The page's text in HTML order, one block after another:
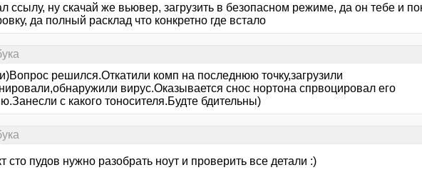
ссылу, ну скачай же вьювер, загрузить в безопасном режиме, да он тебе и
да полный расклад что конкретно где встало
решился.Откатили комп на последнюю точку,загрузили
вирус.Оказывается снос нортона спрвоцировал его
с какого тоносителя.Будте бдительны)
сто пудов нужно разобрать ноут и проверить все детали :)